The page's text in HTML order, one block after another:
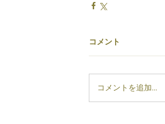
コメント
コメントを追加…